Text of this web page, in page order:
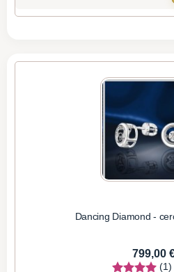
Dancing Diamond -
799,00
(1)